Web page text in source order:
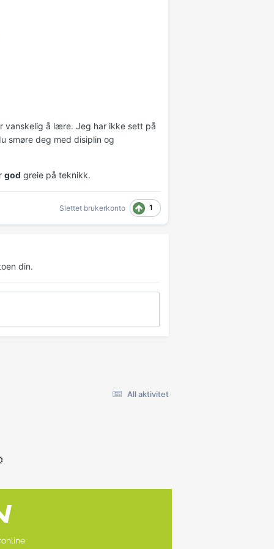
vanskelig å lære. Jeg har ikke sett på
smøre deg med disiplin og
god greie på teknikk.
Slettet brukerkonto 1
din.
All aktivitet